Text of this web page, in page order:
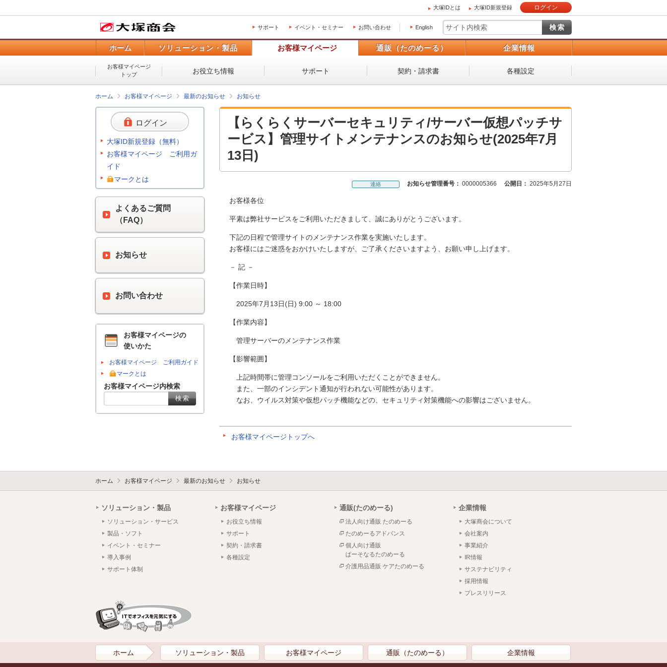
大塚IDとは 大塚ID新規登録 ログイン
サポート イベント・セミナー お問い合わせ English
ホーム ソリューション・製品 お客様マイページ 通販（たのめーる） 企業情報
お客様マイページ
トップ
お役立ち情報 サポート 契約・請求書 各種設定
ホーム お客様マイページ 最新のお知らせ お知らせ
【らくらくサーバーセキュリティ/サーバー仮想パッチサ
ービス】管理サイトメンテナンスのお知らせ(2025年7月
13日)
連絡 お知らせ管理番号： 0000005366 公開日： 2025年5月27日
お客様各位
平素は弊社サービスをご利用いただきまして、誠にありがとうございます。
下記の日程で管理サイトのメンテナンス作業を実施いたします。
お客様にはご迷惑をおかけいたしますが、ご了承くださいますよう、お願い申し上げます。
－ 記 －
【作業日時】
2025年7月13日(日) 9:00 ～ 18:00
【作業内容】
管理サーバーのメンテナンス作業
【影響範囲】
上記時間帯に管理コンソールをご利用いただくことができません。
また、一部のインシデント通知が行われない可能性があります。
なお、ウイルス対策や仮想パッチ機能などの、セキュリティ対策機能への影響はございません。
お客様マイページトップへ
ログイン
大塚ID新規登録（無料）
お客様マイページ ご利用ガ
イド
マークとは
よくあるご質問
（FAQ）
お知らせ
お問い合わせ
お客様マイページの
使いかた
お客様マイページ ご利用ガイド
マークとは
お客様マイページ内検索
ホーム お客様マイページ 最新のお知らせ お知らせ
ソリューション・製品
ソリューション・サービス
製品・ソフト
イベント・セミナー
導入事例
サポート体制
お客様マイページ
お役立ち情報
サポート
契約・請求書
各種設定
通販(たのめーる)
法人向け通販 たのめーる
たのめーるアドバンス
個人向け通販
ぱーそなるたのめーる
介護用品通販 ケアたのめーる
企業情報
大塚商会について
会社案内
事業紹介
IR情報
サステナビリティ
採用情報
プレスリリース
ホーム ソリューション・製品 お客様マイページ 通販（たのめーる） 企業情報